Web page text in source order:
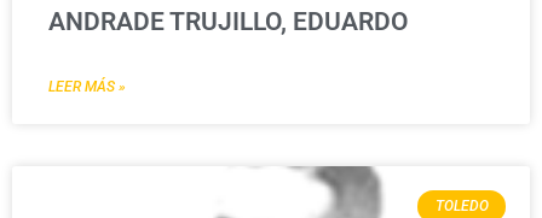
ANDRADE TRUJILLO, EDUARDO
LEER MÁS »
TOLEDO